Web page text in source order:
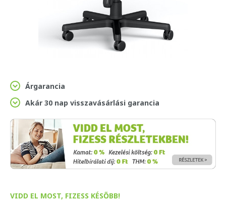
Árgarancia
Akár 30 nap visszavásárlási garancia
VIDD EL MOST, FIZESS KÉSŐBB!